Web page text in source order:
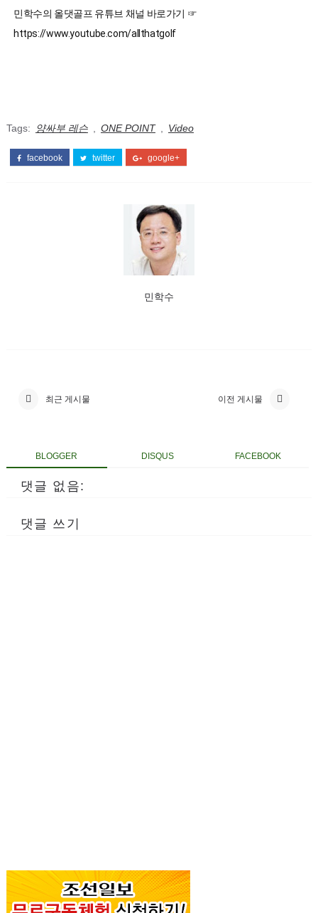
민학수의 올댓골프 유튜브 채널 바로가기 ☞
https://www.youtube.com/allthatgolf
Tags: 양싸부 레슨 ONE POINT Video
facebook twitter google+
민학수
최근 게시물 이전 게시물
BLOGGER DISQUS FACEBOOK
댓글 없음:
댓글 쓰기